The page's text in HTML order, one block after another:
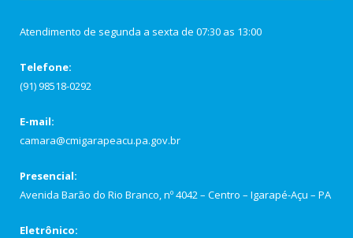
Atendimento de segunda a sexta de 07:30 as 13:00
Telefone:
(91) 98518-0292
E-mail:
camara@cmigarapeacu.pa.gov.br
Presencial:
Avenida Barão do Rio Branco, nº 4042 – Centro – Igarapé-Açu – PA
Eletrônico: